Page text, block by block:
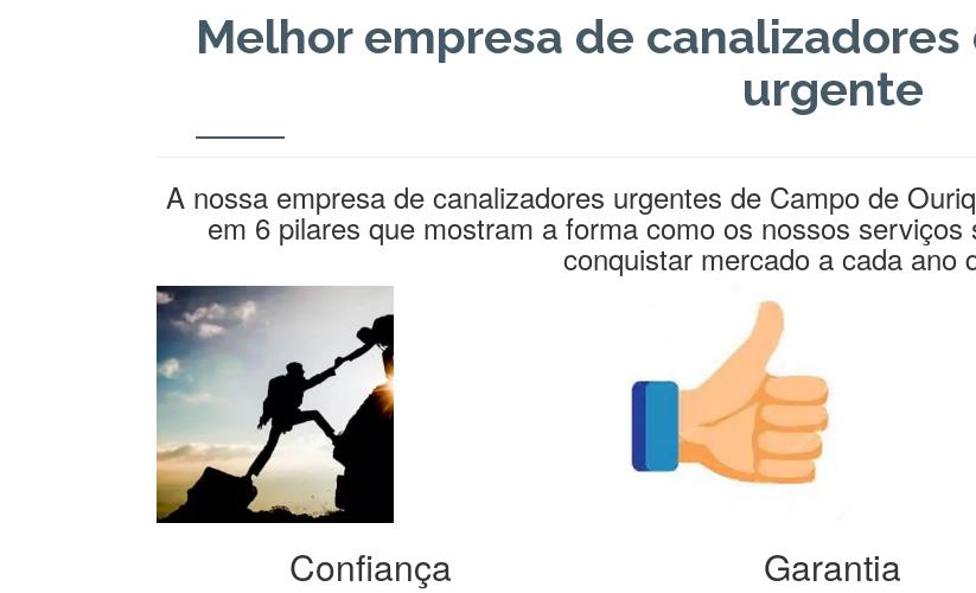
Melhor empresa de
urgente
A nossa empresa de canalizadores urgentes de Campo de
em 6 pilares que mostram a forma como os nossos
conquistar mercado a cada ano
Confiança Garantia